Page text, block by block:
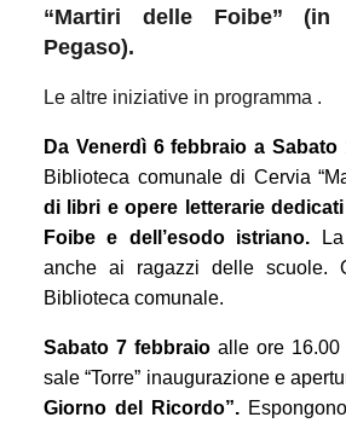
“Martiri delle Foibe”
Pegaso).
Le altre iniziative in programma .
Da Venerdì 6 febbraio a Sabato
Biblioteca comunale di Cervia
di libri e opere letterarie
Foibe e dell’esodo istriano.
anche ai ragazzi delle scuole.
Biblioteca comunale.
Sabato 7 febbraio alle ore 16.00
sale “Torre” inaugurazione e
Giorno del Ricordo”.